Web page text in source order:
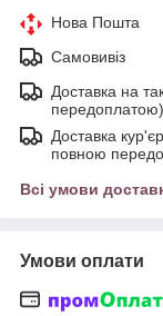
Нова Пошта
Самовивіз
Доставка на
передоплатою)
Доставка
повною
Всі умови
Умови оплати